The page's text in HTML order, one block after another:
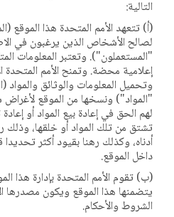
التالية:
(أ) تتعهد الأمم المتحدة هذا الموقع
لصالح الأشخاص الذين يرغبون في
"المستعملون"). وتعتبر المعلومات
إعلامية محضة. وتمنح الأمم المتحدة
وتحميل المعلومات والوثائق والمواد
"المواد") ونسخها من الموقع
لهم الحق في إعادة بيع المواد أو
تشتق من تلك المواد أو خلقها، وذلك
أدناه، وكذلك رهنا بقيود أكثر
داخل الموقع.
(ب) تقوم الأمم المتحدة بإدارة هذا
يتضمنها هذا الموقع ويكون مصدرها
الشروط والأحكام.